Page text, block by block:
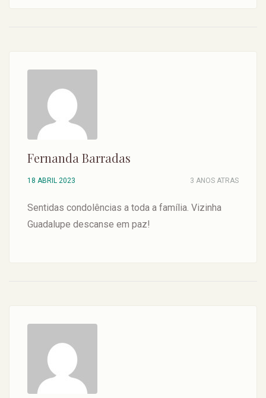
Fernanda Barradas
18 ABRIL 2023 3 ANOS ATRAS
Sentidas condolências a toda a família. Vizinha
Guadalupe descanse em paz!